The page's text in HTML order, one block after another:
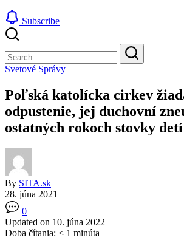
Subscribe
Search
Search
Svetové Správy
Poľská katolícka cirkev
odpustenie, jej duchovní
ostatných rokoch stovky detí
By SITA.sk
28. júna 2021
0
Updated on 10. júna 2022
Doba čítania: < 1 minúta